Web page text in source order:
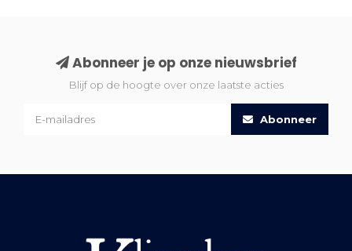
Abonneer je op onze nieuwsbrief
Blijf op de hoogte over onze laatste acties
Abonneer